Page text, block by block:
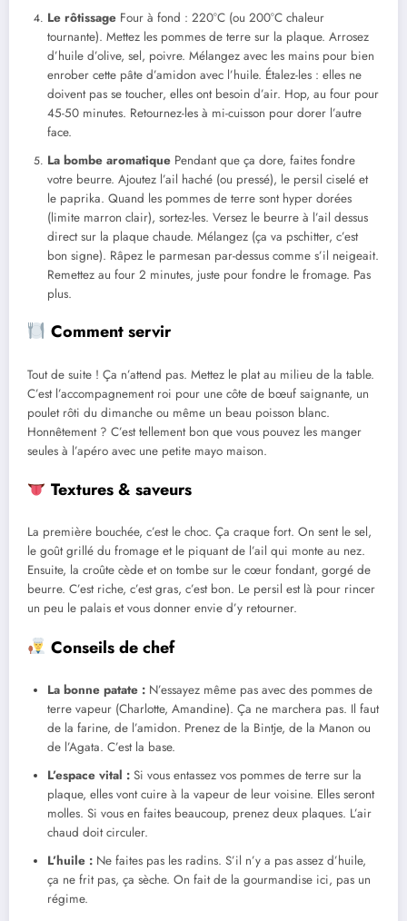
Le rôtissage Four à fond : 220°C (ou 200°C chaleur
tournante). Mettez les pommes de terre sur la plaque. Arrosez
d’huile d’olive, sel, poivre. Mélangez avec les mains pour bien
enrober cette pâte d’amidon avec l’huile. Étalez-les : elles ne
doivent pas se toucher, elles ont besoin d’air. Hop, au four pour
45-50 minutes. Retournez-les à mi-cuisson pour dorer l’autre
face.
La bombe aromatique Pendant que ça dore, faites fondre
votre beurre. Ajoutez l’ail haché (ou pressé), le persil ciselé et
le paprika. Quand les pommes de terre sont hyper dorées
(limite marron clair), sortez-les. Versez le beurre à l’ail dessus
direct sur la plaque chaude. Mélangez (ça va pschitter, c’est
bon signe). Râpez le parmesan par-dessus comme s’il neigeait.
Remettez au four 2 minutes, juste pour fondre le fromage. Pas
plus.
Comment servir
Tout de suite ! Ça n’attend pas. Mettez le plat au milieu de la table.
C’est l’accompagnement roi pour une côte de bœuf saignante, un
poulet rôti du dimanche ou même un beau poisson blanc.
Honnêtement ? C’est tellement bon que vous pouvez les manger
seules à l’apéro avec une petite mayo maison.
Textures & saveurs
La première bouchée, c’est le choc. Ça craque fort. On sent le sel,
le goût grillé du fromage et le piquant de l’ail qui monte au nez.
Ensuite, la croûte cède et on tombe sur le cœur fondant, gorgé de
beurre. C’est riche, c’est gras, c’est bon. Le persil est là pour rincer
un peu le palais et vous donner envie d’y retourner.
Conseils de chef
La bonne patate : N’essayez même pas avec des pommes de
terre vapeur (Charlotte, Amandine). Ça ne marchera pas. Il faut
de la farine, de l’amidon. Prenez de la Bintje, de la Manon ou
de l’Agata. C’est la base.
L’espace vital : Si vous entassez vos pommes de terre sur la
plaque, elles vont cuire à la vapeur de leur voisine. Elles seront
molles. Si vous en faites beaucoup, prenez deux plaques. L’air
chaud doit circuler.
L’huile : Ne faites pas les radins. S’il n’y a pas assez d’huile,
ça ne frit pas, ça sèche. On fait de la gourmandise ici, pas un
régime.